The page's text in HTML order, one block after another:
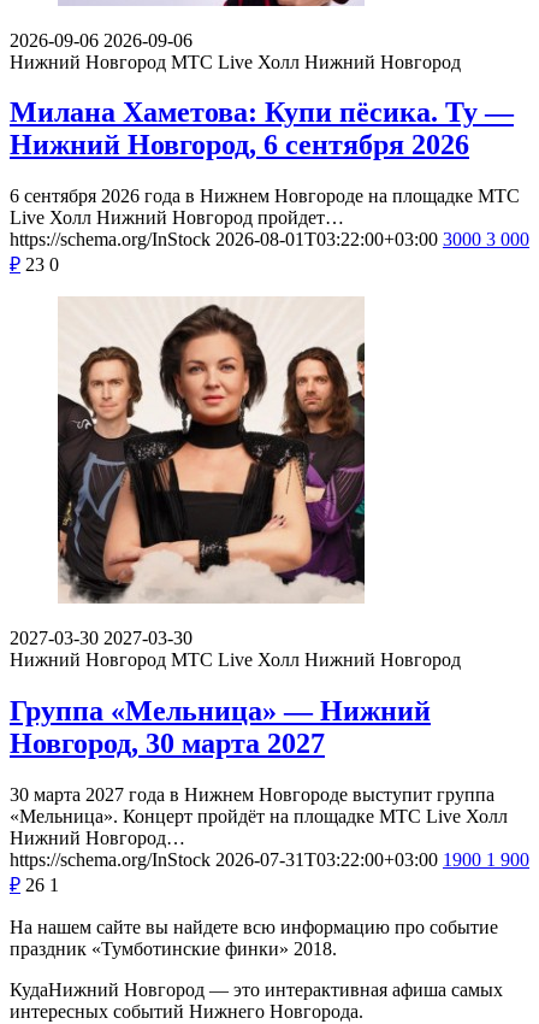
2026-09-06 2026-09-06
Нижний Новгород МТС Live Холл Нижний Новгород
Милана Хаметова: Купи пёсика. Ту —
Нижний Новгород, 6 сентября 2026
6 сентября 2026 года в Нижнем Новгороде на площадке МТС
Live Холл Нижний Новгород пройдет…
https://schema.org/InStock 2026-08-01T03:22:00+03:00 3000 3 000
₽ 23 0
2027-03-30 2027-03-30
Нижний Новгород МТС Live Холл Нижний Новгород
Группа «Мельница» — Нижний
Новгород, 30 марта 2027
30 марта 2027 года в Нижнем Новгороде выступит группа
«Мельница». Концерт пройдёт на площадке МТС Live Холл
Нижний Новгород…
https://schema.org/InStock 2026-07-31T03:22:00+03:00 1900 1 900
₽ 26 1
На нашем сайте вы найдете всю информацию про событие
праздник «Тумботинские финки» 2018.
КудаНижний Новгород — это интерактивная афиша самых
интересных событий Нижнего Новгорода.